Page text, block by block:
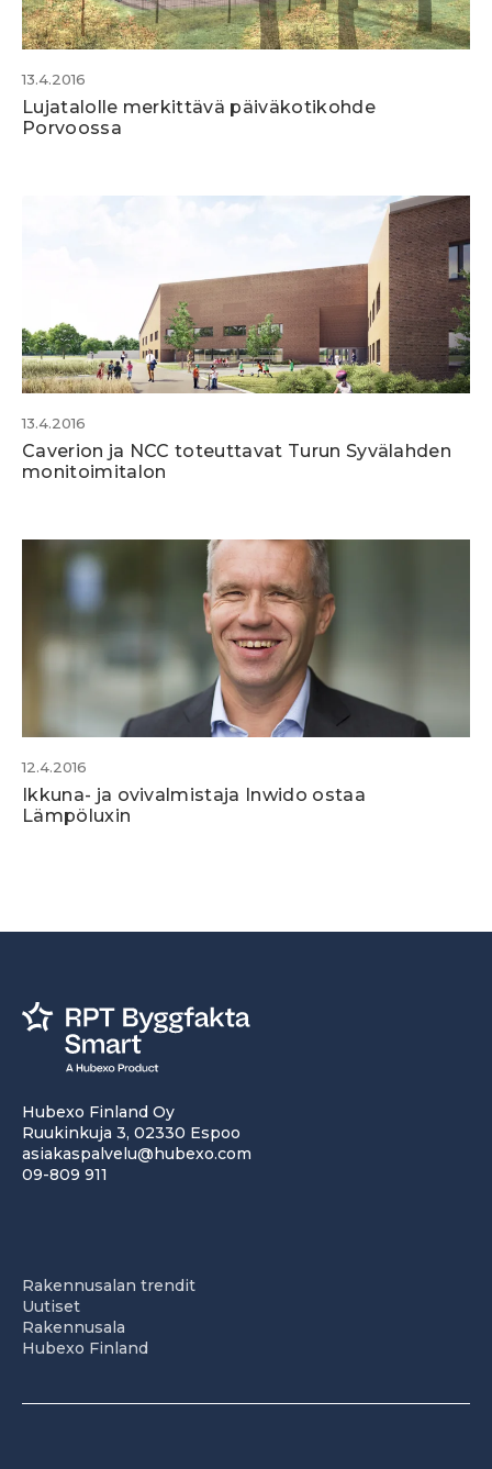
13.4.2016
Lujatalolle merkittävä päiväkotikohde
Porvoossa
13.4.2016
Caverion ja NCC toteuttavat Turun Syvälahden
monitoimitalon
12.4.2016
Ikkuna- ja ovivalmistaja Inwido ostaa
Lämpöluxin
Hubexo Finland Oy
Ruukinkuja 3, 02330 Espoo
asiakaspalvelu@hubexo.com
09-809 911
Rakennusalan trendit
Uutiset
Rakennusala
Hubexo Finland